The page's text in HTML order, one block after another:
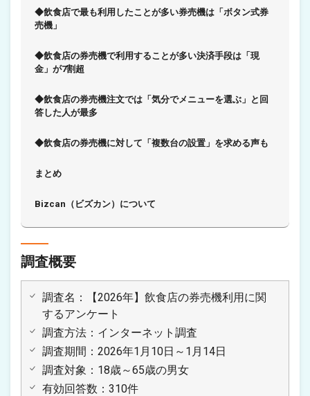
◆飲食店で最も利用したことが多い券売機は「ボタン式券
売機」
◆飲食店の券売機で利用することが多い決済手段は「現
金」が7割超
◆飲食店の券売機注文では「気分でメニューを選ぶ」と回
答した人が最多
◆飲食店の券売機に対して「複数台の設置」を求める声も
まとめ
Bizcan（ビズカン）について
調査概要
調査名：【2026年】飲食店の券売機利用に関
するアンケート
調査方法：インターネット調査
調査期間：2026年1月10日～1月14日
調査対象：18歳～65歳の男女
有効回答数：310件